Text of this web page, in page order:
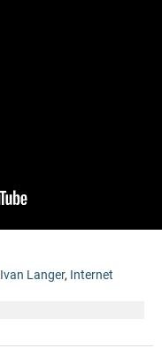
Ivan Langer, Internet